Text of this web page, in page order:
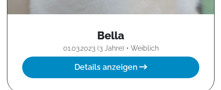
Bella
01.03.2023 (3 Jahre) • Weiblich
Details anzeigen